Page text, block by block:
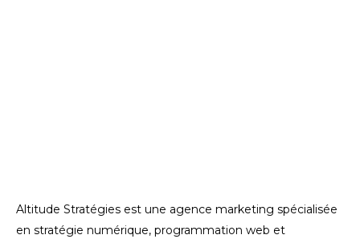
Altitude Stratégies est une agence marketing spécialisée
en stratégie numérique, programmation web et